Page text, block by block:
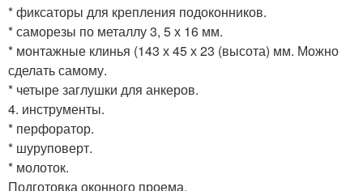
* фиксаторы для крепления подоконников.
* саморезы по металлу 3, 5 х 16 мм.
* монтажные клинья (143 х 45 х 23 (высота) мм. Можно
сделать самому.
* четыре заглушки для анкеров.
4. инструменты.
* перфоратор.
* шуруповерт.
* молоток.
Подготовка оконного проема.